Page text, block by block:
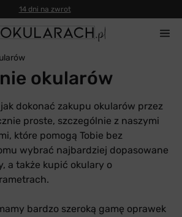
14 dni na zwrot
okularów
dokonać zakupu okularów przez
proste, szczególnie z naszymi
które pomogą Tobie bez
wybrać najbardziej dopasowane
a także kupić okulary o
bardzo szeroką gamę oprawek